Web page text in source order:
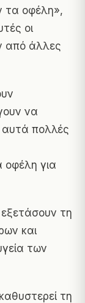
τα οφέλη»,
οι
από άλλες
να
πολλές
οφέλη για
εξετάσουν τη
και
των
τη